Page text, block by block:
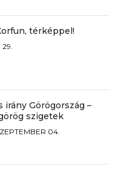
térképpel!
29.
irány Görögország –
szigetek
04.